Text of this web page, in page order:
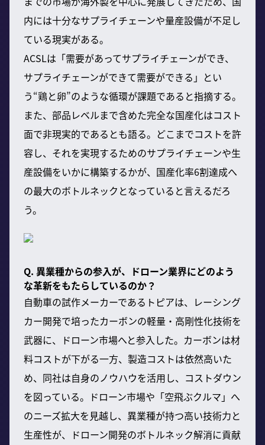
内には十分なサプライチェーンや量産設備が不足し
ている現実がある。
ACSLは「需要があってサプライチェーンができ、
サプライチェーンができて需要ができる」とい
う“鶏と卵”のような循環が課題であると指摘する。
また、部品レベルまで含めた完全な国産化はコスト
面で非現実的であるとも語る。どこまでコストを許
容し、それを実現するためのサプライチェーンや生
産設備をいかに構築するかが、国産化率6割達成へ
の最大のボトルネックとなっていると言えるだろ
う。
Q. 異業種からの参入が、ドローン業界にどのよう
な革新をもたらしているのか？
自動車の試作メーカーであるトピアは、レーシング
カー開発で培ったカーボンの軽量・高剛性化技術を
武器に、ドローン市場へと参入した。カーボンは材
料コストが下がる一方、製造コストは依然高いた
め、同社は自身のノウハウを活用し、コストダウン
を図っている。ドローン市場や「空飛ぶクルマ」へ
のニーズ拡大を見越し、異業種が持つ高い技術力と
生産性が、ドローン開発のボトルネック解消に貢献